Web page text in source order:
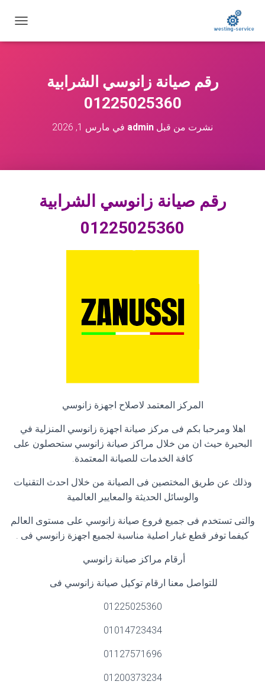
ب
رقم صيانة زانوسي الشرابية
01225025360
نشرت من قبل admin في مارس 1, 2026
رقم صيانة زانوسي الشرابية
01225025360
المركز المعتمد لاصلاح اجهزة زانوسي
اهلا ومرحبا بكم فى مركز صيانة اجهزة زانوسي المنزلية في
البحيرة حيث ان من خلال مراكز صيانة زانوسي ستحصلون على
كافة الخدمات للصيانة المعتمدة.
وذلك عن طريق المختصين فى الصيانة من خلال احدث التقنيات
والوسائل الحديثة والمعايير العالمية
والتى تستخدم فى جميع فروع صيانة زانوسي على مستوى العالم
كيفما توفر قطع غيار اصلية مناسبة لجميع اجهزة زانوسي فى .
أرقام مراكز صيانة زانوسي
للتواصل معنا ارقام توكيل صيانة زانوسي فى
01225025360
01014723434
01127571696
01200373234